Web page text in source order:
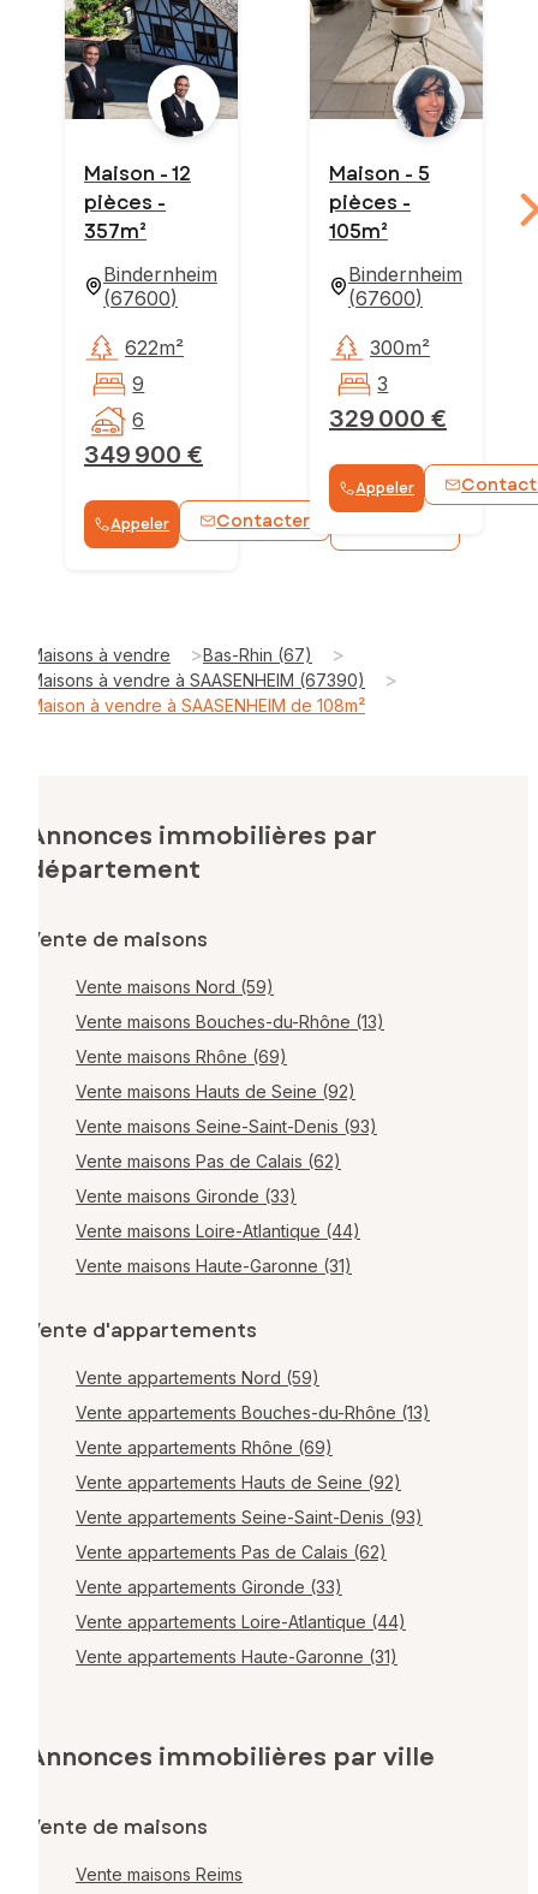
Maison - 12
pièces -
357m²
Bindernheim
(67600)
349 900 €
622m²
9
6
Appeler Contacter
Maison - 5
pièces -
105m²
Bindernheim
(67600)
329 000 €
300m²
3
Appeler
Maisons à vendre >Bas-Rhin (67) >
Maisons à vendre à SAASENHEIM (67390) >
Maison à vendre à SAASENHEIM de 108m²
Annonces immobilières par
département
Vente de maisons
Vente maisons Nord (59)
Vente maisons Bouches-du-Rhône (13)
Vente maisons Rhône (69)
Vente maisons Hauts de Seine (92)
Vente maisons Seine-Saint-Denis (93)
Vente maisons Pas de Calais (62)
Vente maisons Gironde (33)
Vente maisons Loire-Atlantique (44)
Vente maisons Haute-Garonne (31)
Vente d'appartements
Vente appartements Nord (59)
Vente appartements Bouches-du-Rhône (13)
Vente appartements Rhône (69)
Vente appartements Hauts de Seine (92)
Vente appartements Seine-Saint-Denis (93)
Vente appartements Pas de Calais (62)
Vente appartements Gironde (33)
Vente appartements Loire-Atlantique (44)
Vente appartements Haute-Garonne (31)
Annonces immobilières par ville
Vente de maisons
Vente maisons Reims